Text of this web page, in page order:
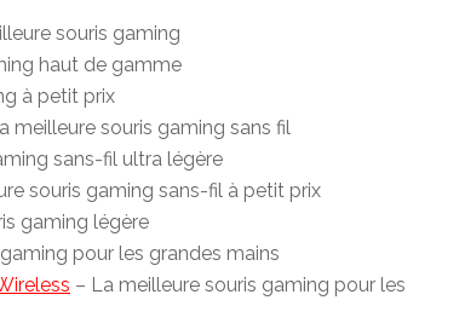
souris gaming
haut de gamme
à petit prix
meilleure souris gaming sans fil
sans-fil ultra légère
souris gaming sans-fil à petit prix
gaming légère
pour les grandes mains
– La meilleure souris gaming pour les